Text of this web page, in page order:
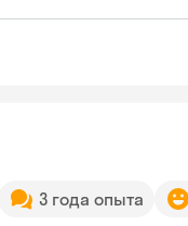
3 года опыта